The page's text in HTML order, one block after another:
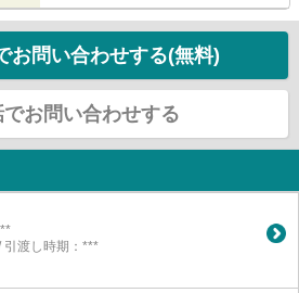
お問い合わせする(無料)
でお問い合わせする
引渡し時期：***